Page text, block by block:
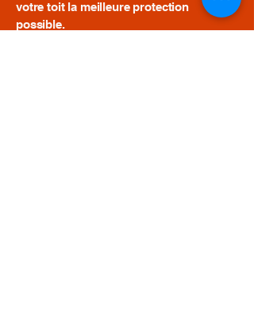
votre toit la meilleure protection
possible.